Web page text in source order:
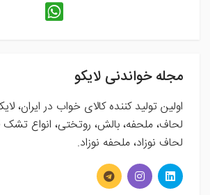
مجله خواندنی لایکو
اولین تولید کننده کالای خواب در ایران،
لحاف، ملحفه، بالش، روتختی، انواع
لحاف نوزاد، ملحفه نوزاد.